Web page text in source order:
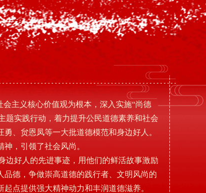
主义核心价值观为根本，深入实施“尚德
题实践行动，着力提升公民道德素养和社会
、贠恩凤等一大批道德模范和身边好人。
，引领了社会风尚。
边好人的先进事迹，用他们的鲜活故事激励
德，争做崇高道德的践行者、文明风尚的
点提供强大精神动力和丰润道德滋养。